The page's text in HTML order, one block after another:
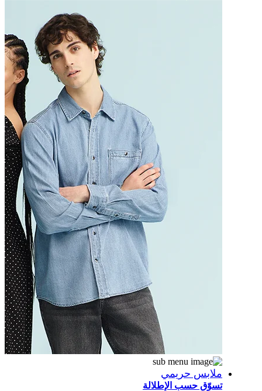
ملابس حريمي
تسوّق حسب الإطلالة